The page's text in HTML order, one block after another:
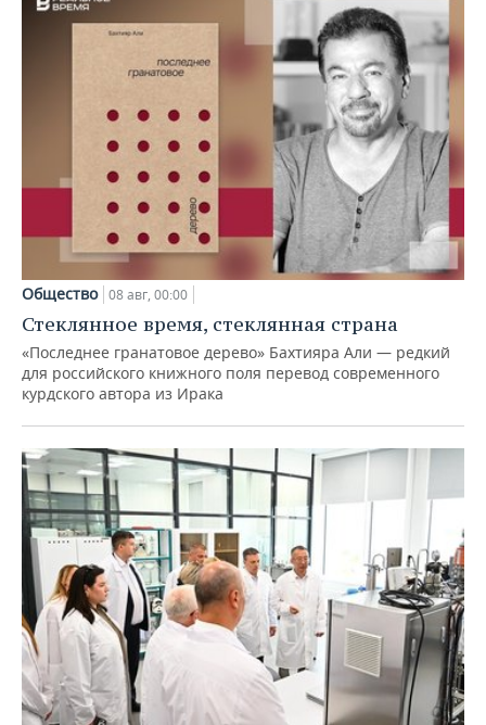
Общество 08 авг, 00:00
Стеклянное время, стеклянная страна
«Последнее гранатовое дерево» Бахтияра Али — редкий
для российского книжного поля перевод современного
курдского автора из Ирака